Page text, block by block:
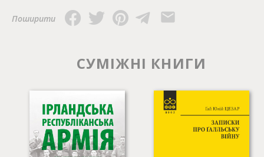
спогади самого героя реалістично представляють
нашого славного краянина на тлі подій XVII століття.
Поширити
СУМІЖНІ КНИГИ